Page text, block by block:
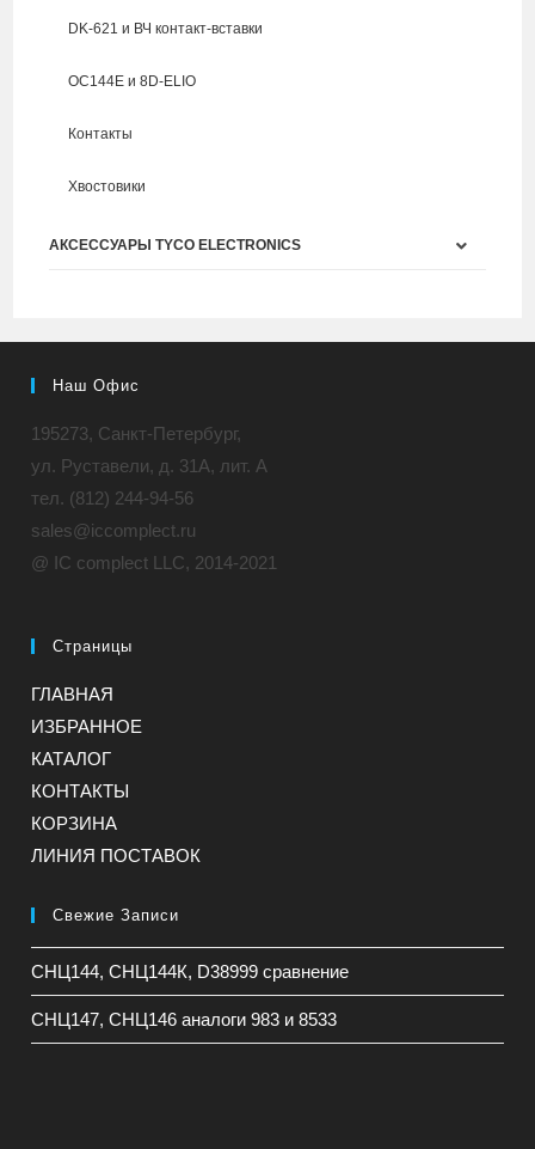
DK-621 и ВЧ контакт-вставки
ОС144Е и 8D-ELIO
Контакты
Хвостовики
АКСЕССУАРЫ TYCO ELECTRONICS
Наш Офис
195273, Санкт-Петербург,
ул. Руставели, д. 31A, лит. А
тел. (812) 244-94-56
sales@iccomplect.ru
@ IC complect LLC, 2014-2021
Страницы
ГЛАВНАЯ
ИЗБРАННОЕ
КАТАЛОГ
КОНТАКТЫ
КОРЗИНА
ЛИНИЯ ПОСТАВОК
Свежие Записи
СНЦ144, СНЦ144К, D38999 сравнение
СНЦ147, СНЦ146 аналоги 983 и 8533